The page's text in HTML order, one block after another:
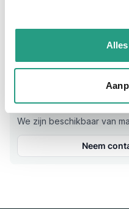
Vragen? Neem dan nu
We zijn beschikbaar van
Neem